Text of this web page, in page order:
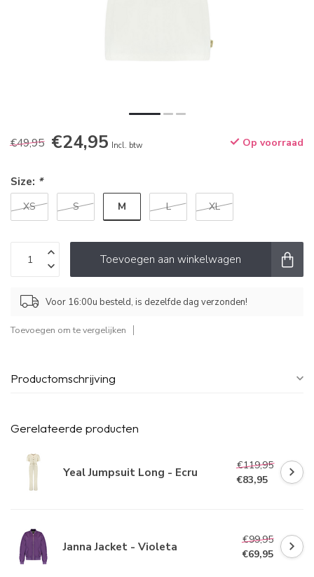
€49,95 €24,95 Incl. btw Op voorraad
Size: *
XS S M L XL
Toevoegen aan winkelwagen
Voor 16:00u besteld, is dezelfde dag verzonden!
Toevoegen om te vergelijken
Productomschrijving
Gerelateerde producten
Yeal Jumpsuit Long - Ecru
€119,95
€83,95
Janna Jacket - Violeta
€99,95
€69,95